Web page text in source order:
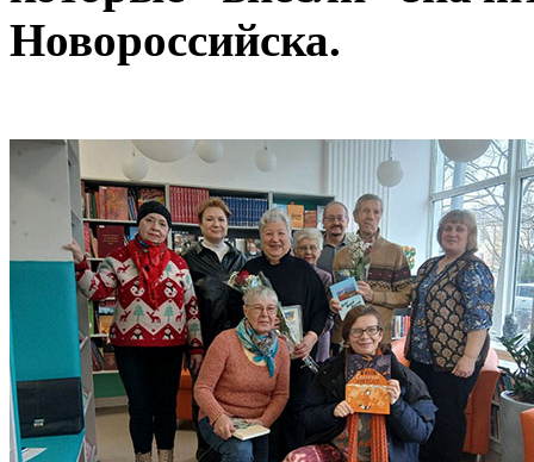
Новороссийска.